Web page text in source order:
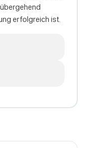
erfolgreich ist.